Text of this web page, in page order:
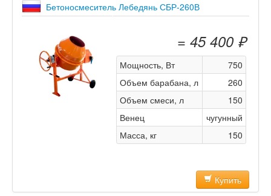
Бетоносмеситель Лебедянь СБР-260В
= 45 400 ₽
Мощность, Вт
750
Объем барабана, л
260
Объем смеси, л
150
Венец
чугунный
Масса, кг
150
Купить